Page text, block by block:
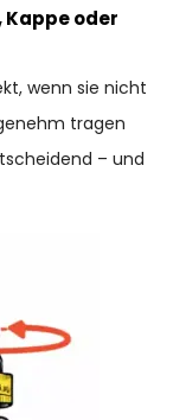
Kappe oder
wenn sie nicht
tragen
– und